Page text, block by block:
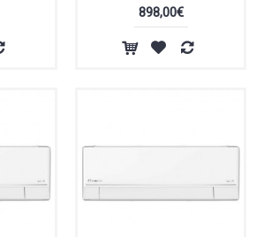
898,00€